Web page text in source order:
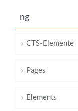
ng
CTS-Elemente
Pages
Elements